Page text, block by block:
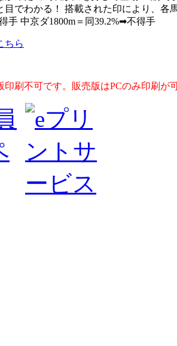
目でわかる！ 搭載された印により、各
手 中京ダ1800m＝同39.2%➡不得手
ちら
刷不可です。販売版はPCのみ印刷が